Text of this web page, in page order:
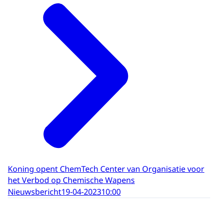
Koning opent ChemTech Center van Organisatie voor
het Verbod op Chemische Wapens
Nieuwsbericht19-04-202310:00